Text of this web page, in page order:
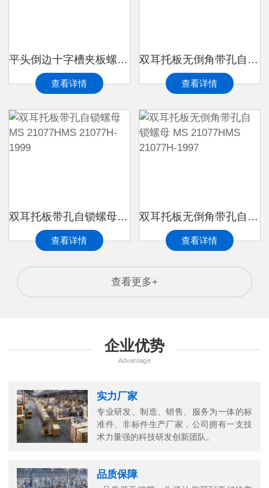
平头倒边十字槽夹板螺母 QIB/IND 1011.1QIB/IND 1011.1
查看详情
双耳托板无倒角带孔自锁螺母 MS 21077HMS 21077H-1999
查看详情
双耳托板带孔自锁螺母 MS 21077HMS 21077H-1999
查看详情
双耳托板无倒角带孔自锁螺母 MS 21077HMS 21077H-1997
查看详情
查看更多+
企业优势
Advantage
实力厂家
专业研发、制造、销售、服务为一体的标
准件、非标件生产厂家，公司拥有一支技
术力量强的科技研发创新团队。
品质保障